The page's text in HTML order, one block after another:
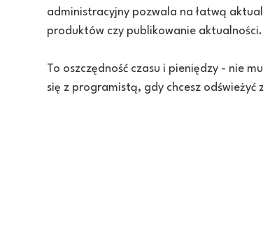
administracyjny pozwala na łatwą
produktów czy publikowanie aktualności.
To oszczędność czasu i pieniędzy - nie
się z programistą, gdy chcesz odświeżyć